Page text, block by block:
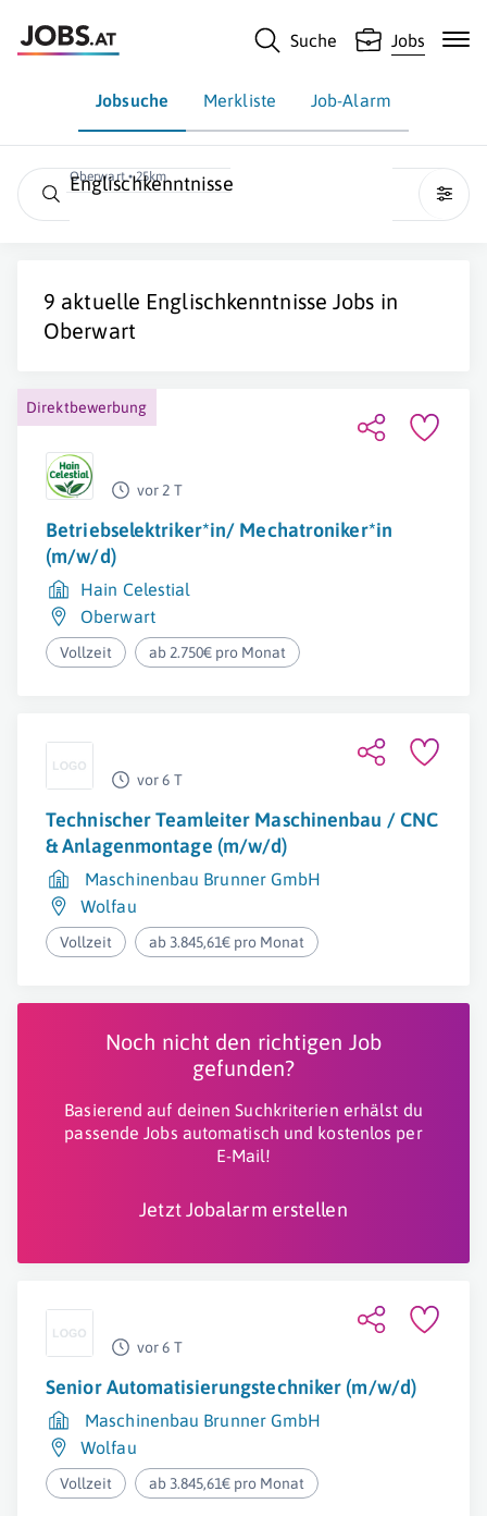
Suche Jobs
Jobsuche Merkliste Job-Alarm
Oberwart • 25km
Englischkenntnisse
9 aktuelle Englischkenntnisse Jobs in
Oberwart
Direktbewerbung
vor 2 T
Betriebselektriker*in/ Mechatroniker*in
(m/w/d)
Hain Celestial
Oberwart
Vollzeit ab 2.750€ pro Monat
vor 6 T
Technischer Teamleiter Maschinenbau / CNC
& Anlagenmontage (m/w/d)
Maschinenbau Brunner GmbH
Wolfau
Vollzeit ab 3.845,61€ pro Monat
Noch nicht den richtigen Job
gefunden?
Basierend auf deinen Suchkriterien erhälst du
passende Jobs automatisch und kostenlos per
E-Mail!
Jetzt Jobalarm erstellen
vor 6 T
Senior Automatisierungstechniker (m/w/d)
Maschinenbau Brunner GmbH
Wolfau
Vollzeit ab 3.845,61€ pro Monat